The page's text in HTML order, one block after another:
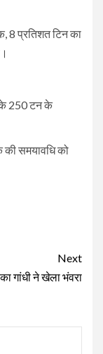
8 प्रतिशत टिन का
के 250 टन के
समयावधि को
Next
गांधी ने खेला भंवरा